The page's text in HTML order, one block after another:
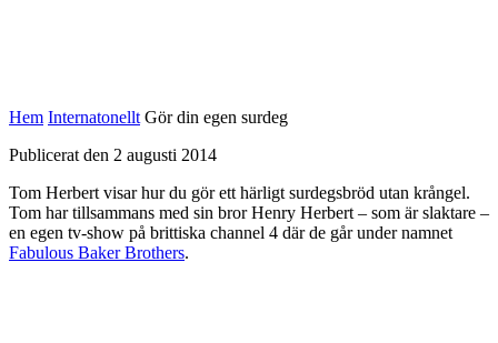
Hem Internatonellt Gör din egen surdeg
Publicerat den 2 augusti 2014
Tom Herbert visar hur du gör ett härligt surdegsbröd utan krångel.
Tom har tillsammans med sin bror Henry Herbert – som är slaktare –
en egen tv-show på brittiska channel 4 där de går under namnet
Fabulous Baker Brothers.